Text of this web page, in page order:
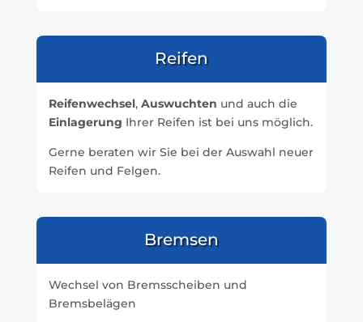
Reifen
Reifenwechsel, Auswuchten und auch die
Einlagerung Ihrer Reifen ist bei uns möglich.
Gerne beraten wir Sie bei der Auswahl neuer
Reifen und Felgen.
Bremsen
Wechsel von Bremsscheiben und
Bremsbelägen